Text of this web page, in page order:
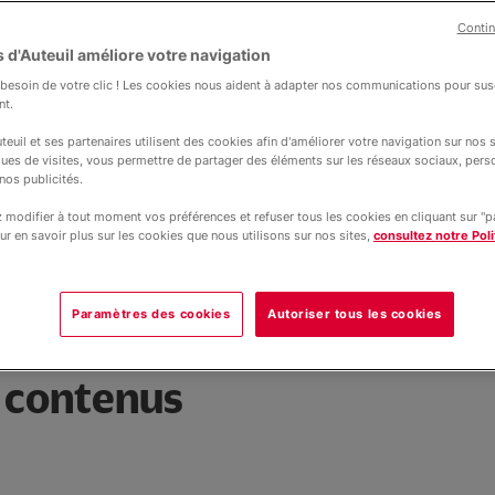
Apprentis d'Auteuil
qualifié pour travailler
d'Auteuil améliore votre navigation
de votre clic ! Les cookies nous aident à adapter nos communications pour
et ses partenaires utilisent des cookies afin d'améliorer votre navigation sur nos
de visites, vous permettre de partager des éléments sur les réseaux sociaux,
publicités.
modifier à tout moment vos préférences et refuser tous les cookies en cliquant sur
en savoir plus sur les cookies que nous utilisons sur nos sites, consultez notre
Paramètres des cookies Autoriser tous les cookies